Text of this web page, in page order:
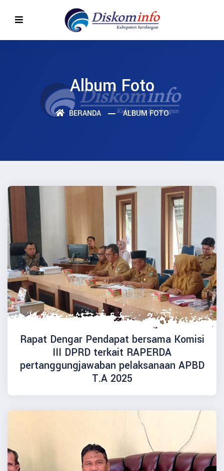
Album Foto
BERANDA ALBUM FOTO
Rapat Dengar Pendapat bersama Komisi
III DPRD terkait RAPERDA
pertanggungjawaban pelaksanaan APBD
T.A 2025